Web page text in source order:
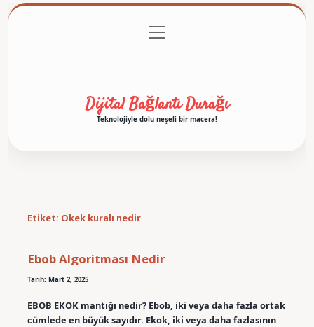
Gizlilik Politikası
menüyü
aç
Dijital Bağlantı Durağı
Teknolojiyle dolu neşeli bir macera!
Etiket: Okek kuralı nedir
Ebob Algoritması Nedir
Tarih: Mart 2, 2025
EBOB EKOK mantığı nedir? Ebob, iki veya daha fazla ortak
cümlede en büyük sayıdır. Ekok, iki veya daha fazlasının